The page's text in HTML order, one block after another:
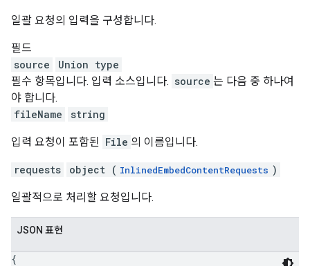
일괄 요청의 입력을 구성합니다.
필드
source
Union type
필수 항목입니다. 입력 소스입니다. source 는 다음 중 하나여
야 합니다.
fileName
string
입력 요청이 포함된 File 의 이름입니다.
requests object ( InlinedEmbedContentRequests )
일괄적으로 처리할 요청입니다.
JSON 표현
{